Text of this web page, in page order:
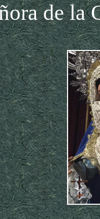
de la